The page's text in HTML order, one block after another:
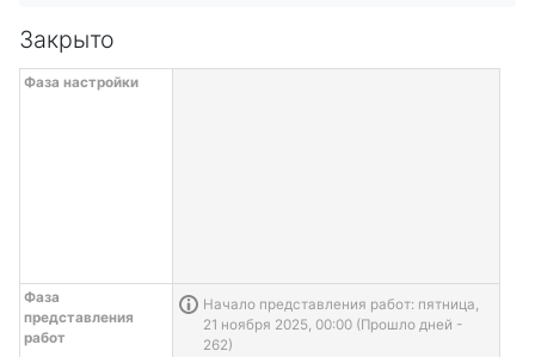
Закрыто
Сроки проведения семинара с фазами (5)
Перейти к текущим задачам
Фаза настройки
Фаза
представления
работ
Информация о задаче
Начало представления работ: пятница,
21 ноября 2025, 00:00 (Прошло дней -
262)